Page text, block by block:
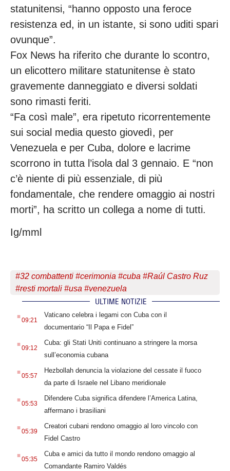
statunitensi, “hanno opposto una feroce
resistenza ed, in un istante, si sono uditi spari
ovunque”.
Fox News ha riferito che durante lo scontro,
un elicottero militare statunitense è stato
gravemente danneggiato e diversi soldati
sono rimasti feriti.
“Fa così male”, era ripetuto ricorrentemente
sui social media questo giovedì, per
Venezuela e per Cuba, dolore e lacrime
scorrono in tutta l’isola dal 3 gennaio. E “non
c’è niente di più essenziale, di più
fondamentale, che rendere omaggio ai nostri
morti”, ha scritto un collega a nome di tutti.
Ig/mml
#32 combattenti #cerimonia #cuba #Raúl Castro Ruz
#resti mortali #usa #venezuela
ULTIME NOTIZIE
.09:21
Vaticano celebra i legami con Cuba con il
documentario “Il Papa e Fidel”
.09:12
Cuba: gli Stati Uniti continuano a stringere la morsa
sull’economia cubana
.05:57
Hezbollah denuncia la violazione del cessate il fuoco
da parte di Israele nel Libano meridionale
.05:53
Difendere Cuba significa difendere l’America Latina,
affermano i brasiliani
.05:39
Creatori cubani rendono omaggio al loro vincolo con
Fidel Castro
.05:35
Cuba e amici da tutto il mondo rendono omaggio al
Comandante Ramiro Valdés